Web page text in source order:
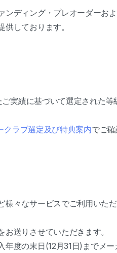
ディング・プレオーダーお
供しております。
実績に基づいて選定された
クラブ選定及び特典案内でご
々なサービスでご利用いた
送りさせていただきます。
度の末日(12月31日)までメ